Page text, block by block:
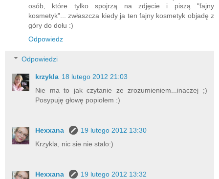
osób, które tylko spojrzą na zdjęcie i piszą "fajny
kosmetyk"... zwłaszcza kiedy ja ten fajny kosmetyk objadę z
góry do dołu :)
Odpowiedz
Odpowiedzi
krzykla 18 lutego 2012 21:03
Nie ma to jak czytanie ze zrozumieniem...inaczej ;)
Posypuję głowę popiołem :)
Hexxana
19 lutego 2012 13:30
Krzykla, nic sie nie stalo:)
Hexxana
19 lutego 2012 13:32